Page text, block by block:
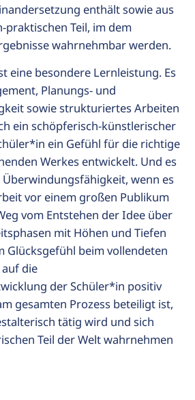
enthält sowie aus
praktischen Teil, im dem
wahrnehmbar werden.
eine besondere Lernleistung. Es
Planungs- und
sowie strukturiertes Arbeiten
ein schöpferisch-künstlerischer
ein Gefühl für die richtige
Werkes entwickelt. Und es
wenn es
vor einem großen Publikum
vom Entstehen der Idee über
mit Höhen und Tiefen
Glücksgefühl beim vollendeten
die
der Schüler*in positiv
gesamten Prozess beteiligt ist,
tätig wird und sich
Teil der Welt wahrnehmen